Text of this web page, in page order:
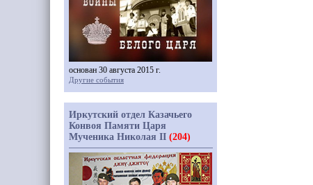
основан 30 августа 2015 г.
Другие события
Иркутский отдел Казачьего
Конвоя Памяти Царя
Мученика Николая II (204)